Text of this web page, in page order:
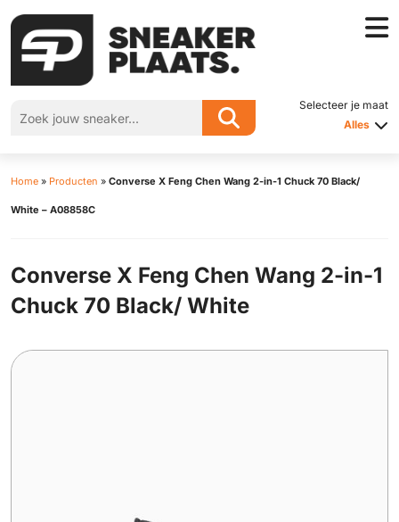
Selecteer je maat
Alles
Home » Producten » Converse X Feng Chen Wang 2-in-1 Chuck 70 Black/
White – A08858C
Converse X Feng Chen Wang 2-in-1
Chuck 70 Black/ White